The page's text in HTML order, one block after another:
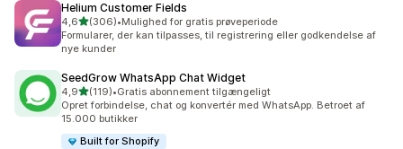
Helium Customer Fields
4,6ud af 5 stjerner
(306)
306 anmeldelser i alt
•Mulighed for gratis prøveperiode
Formularer, der kan tilpasses, til registrering eller godkendelse af
nye kunder
SeedGrow WhatsApp Chat Widget
4,9ud af 5 stjerner
(119)
119 anmeldelser i alt
•Gratis abonnement tilgængeligt
Opret forbindelse, chat og konvertér med WhatsApp. Betroet af
15.000 butikker
Built for Shopify